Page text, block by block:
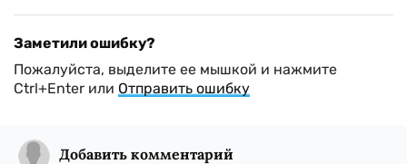
Заметили ошибку?
Пожалуйста, выделите ее мышкой и нажмите
Ctrl+Enter или Отправить ошибку
Добавить комментарий